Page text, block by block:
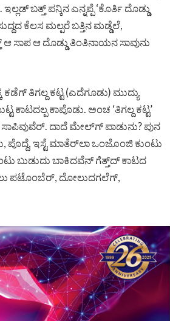
ಬತ್ತ್ ಪನ್ಕಿನ ಎನ್ನಪ್ಪೆ ‘ಕೊರ್ತಿ ದೊಡ್ಡು
ಕೆಲಸ ಮಲ್ಪರೆ ಬತ್ತಿನ ಮಡ್ಡೆಲೆ,
ಸಾಪ ಆ ದೊಡ್ಡು ತಿಂತಿನಾಯನ ಸಾವುನು
ತಿಗಲ್ದ ಕಟ್ಟ (ಎದೆಗೂಡು) ಮುದ್ಯು
ಕಾಪೊಡು. ಅಂಚ ‘ತಿಗಲ್ದ ಕಟ್ಟ’
ದಾದೆ ಮೇಲ್‌ಗ್ ಪಾಡುನು? ಪುನ
ಪೊದ್ದೆ, ಇಸ್ಟೆ ಮಾತೆರ್‌ಲಾ ಒಂಜೊಂಜಿ ಕುಂಟು
ಬುಡುದು ಬಾಕಿದವೆನ್ ಗೆತ್ತ್‌ದ್ ಕಾಟದ
ಪಟೊಂಬೆರ್, ದೋಲುದಗಲೆಗ್‌,